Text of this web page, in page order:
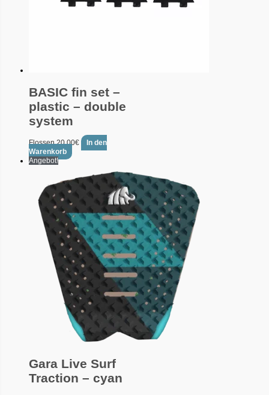
BASIC fin set –
plastic – double
system
Flossen20.00€
In den
Warenkorb
Angebot!
Gara Live Surf
Traction – cyan